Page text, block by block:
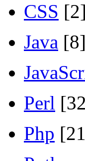
CSS [2]
Java [8]
Perl
Php